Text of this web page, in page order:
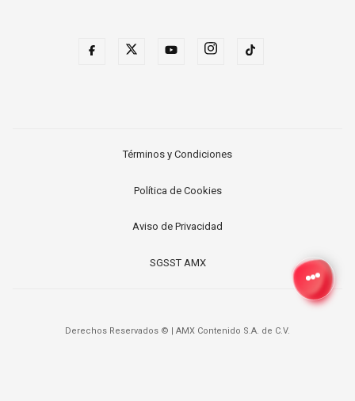
Términos y Condiciones
Política de Cookies
Aviso de Privacidad
SGSST AMX
Derechos Reservados © AMX Contenido S.A. de C.V.